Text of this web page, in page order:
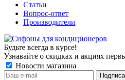
Статьи
Вопрос-ответ
Производители
Будьте всегда в курсе!
Узнавайте о скидках и акциях
Новости магазина